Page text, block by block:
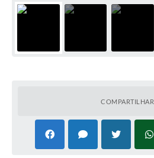
Contato
COMPARTILHAR